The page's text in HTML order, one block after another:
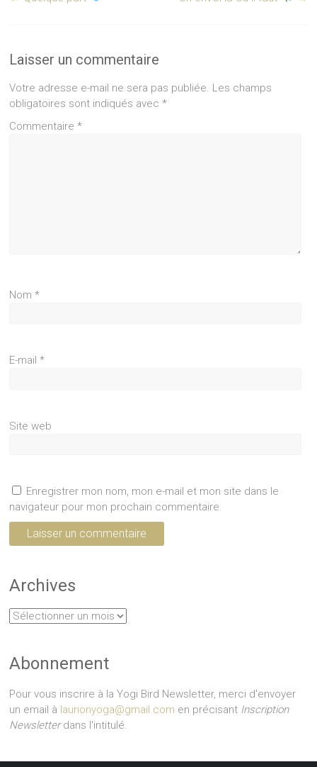
Laisser un commentaire
Votre adresse e-mail ne sera pas publiée. Les champs
obligatoires sont indiqués avec*
Commentaire*
Nom*
E-mail*
Site web
Enregistrer mon nom, mon e-mail et mon site dans le
navigateur pour mon prochain commentaire.
Archives
Archives
Abonnement
Pour vous inscrire à la Yogi Bird Newsletter, merci d'envoyer
un email à laurionyoga@gmail.com en précisant Inscription
Newsletterdans l'intitulé.